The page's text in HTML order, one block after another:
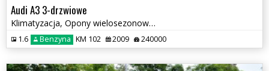
Audi A3 3-drzwiowe
Klimatyzacja, Opony wielosezonowe, Czujniki parkowania tył
1.6 Benzyna KM 102 2009 240000